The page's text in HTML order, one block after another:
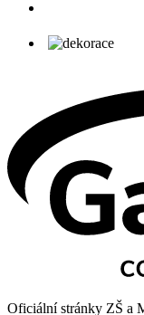
Oficiální stránky ZŠ a